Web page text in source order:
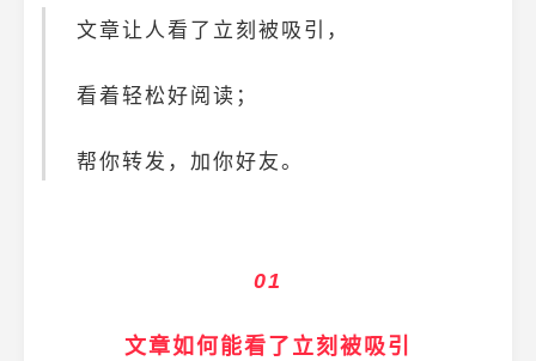
文章让人看了立刻被吸引，
看着轻松好阅读；
帮你转发，加你好友。
01
文章如何能看了立刻被吸引